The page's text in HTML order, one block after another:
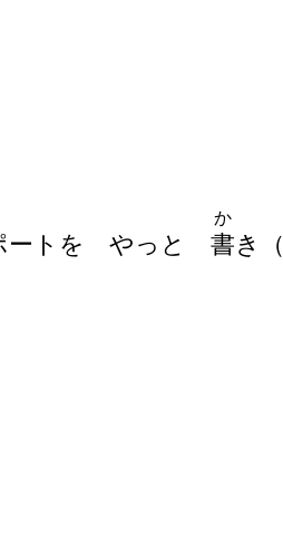
ートを やっと 書
か
き （